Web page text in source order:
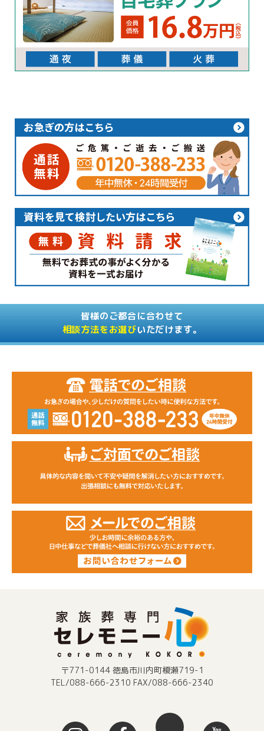
皆様のご都合に合わせて
相談方法をお選びいただけます。
〒771-0144 徳島市川内町榎瀬719-1
TEL/088-666-2310 FAX/088-666-2340